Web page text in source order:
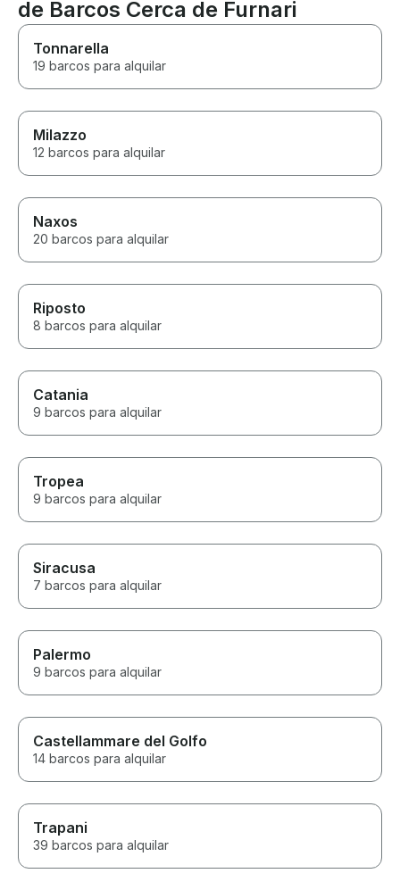
de Barcos Cerca de Furnari
Tonnarella
19 barcos para alquilar
Milazzo
12 barcos para alquilar
Naxos
20 barcos para alquilar
Riposto
8 barcos para alquilar
Catania
9 barcos para alquilar
Tropea
9 barcos para alquilar
Siracusa
7 barcos para alquilar
Palermo
9 barcos para alquilar
Castellammare del Golfo
14 barcos para alquilar
Trapani
39 barcos para alquilar